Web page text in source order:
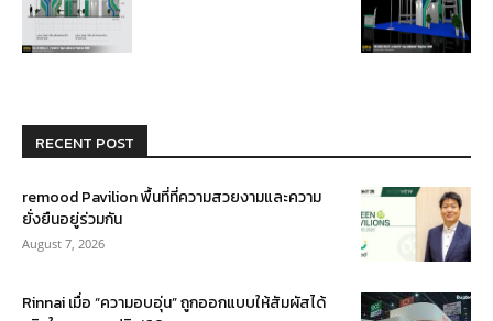
RECENT POST
remood Pavilion พื้นที่ที่ความสวยงามและความ
ยั่งยืนอยู่ร่วมกัน
August 7, 2026
Rinnai เมื่อ “ความอบอุ่น” ถูกออกแบบให้สัมผัสได้